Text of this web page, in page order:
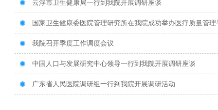
 云浮市卫生健康局一行到我院开展调研座谈
 国家卫生健康委医院管理研究所在我院成功举办医疗质量管
 我院召开季度工作调度会议
 中国人口与发展研究中心领导一行到我院开展调研座谈
 广东省人民医院调研组一行到我院开展调研活动